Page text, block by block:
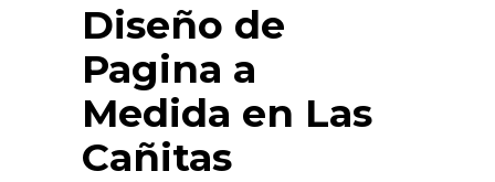
Diseño de
Pagina a
Medida en Las
Cañitas